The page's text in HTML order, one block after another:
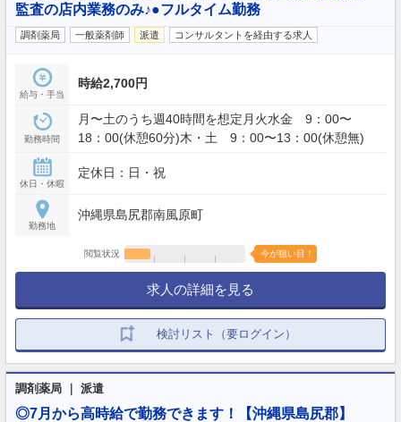
監査の店内業務のみ♪●フルタイム勤務
調剤薬局 一般薬剤師 派遣 コンサルタントを経由する求人
給与・手当
時給2,700円
勤務時間
月〜土のうち週40時間を想定月火水金 9：00〜
18：00(休憩60分)木・土 9：00〜13：00(休憩無)
休日・休暇
定休日：日・祝
勤務地
沖縄県島尻郡南風原町
閲覧状況 今が狙い目！
求人の詳細を見る
検討リスト（要ログイン）
調剤薬局 ｜ 派遣
◎7月から高時給で勤務できます！【沖縄県島尻郡】